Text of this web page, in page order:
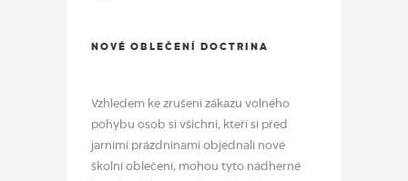
NOVÉ OBLEČENÍ DOCTRINA
Vzhledem ke zrušení zákazu volného
pohybu osob si všichni, kteří si před
jarními prázdninami objednali nové
školní oblečení, mohou tyto nádherné